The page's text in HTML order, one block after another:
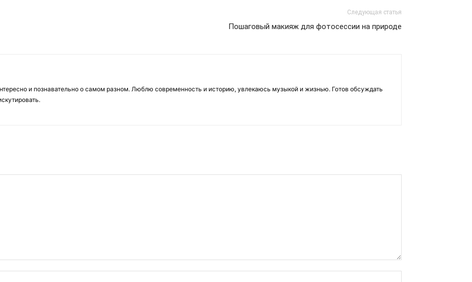
Следующая статья
Пошаговый макияж для фотосессии на природе
и познавательно о самом разном. Люблю современность и историю, увлекаюсь музыкой и жизнью. Готов обсуждать